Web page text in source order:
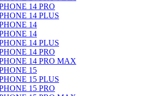
14 PRO
14 PLUS
14
14
14 PLUS
14 PRO
14 PRO MAX
15
15 PLUS
15 PRO